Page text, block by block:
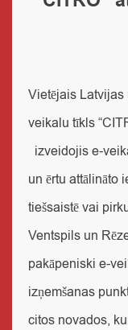
Vietējais
veikalu tīkls
izveidojis e-
un ērtu attālināto
tiešsaistē vai
Ventspils un
pakāpeniski e-
izņemšanas
citos novados,